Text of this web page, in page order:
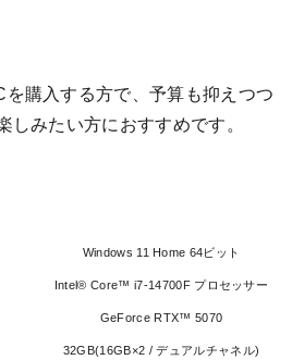
購入する方で、予算も抑えつつ
しみたい方におすすめです。
Windows 11 Home 64ビット
Intel® Core™ i7-14700F プロセッサー
GeForce RTX™ 5070
32GB(16GB×2 / デュアルチャネル)